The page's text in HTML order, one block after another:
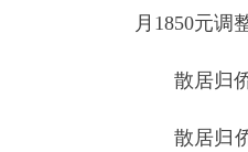
月1850元调
散居归
散居归